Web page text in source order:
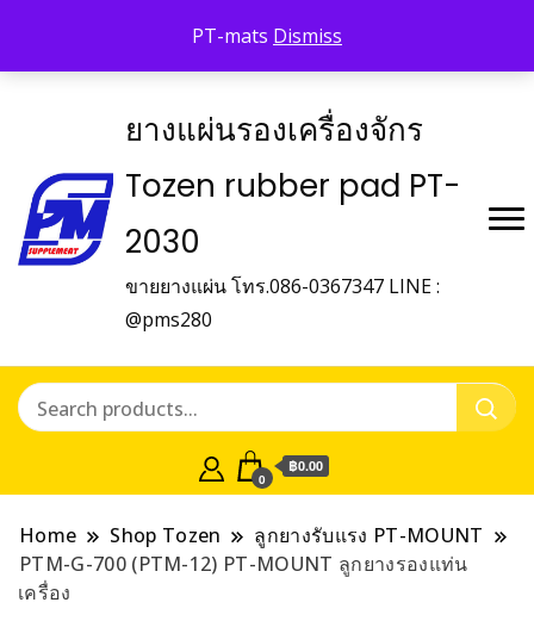
PT-mats Dismiss
ยางแผ่นรองเครื่องจักร
Tozen rubber pad PT-
2030
ขายยางแผ่น โทร.086-0367347 LINE :
@pms280
0
฿0.00
Home Shop Tozen
ลูกยางรับแรง PT-MOUNT
PTM-G-700 (PTM-12) PT-MOUNT ลูกยางรองแท่น
เครื่อง